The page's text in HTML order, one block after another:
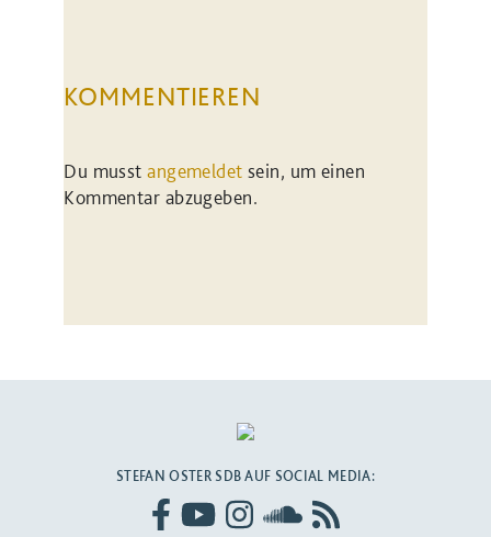
KOMMENTIEREN
Du musstangemeldet sein, um einen
Kommentar abzugeben.
STEFAN OSTER SDB AUF SOCIAL MEDIA: